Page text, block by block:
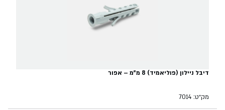
דיבל ניילון (פוליאמיד) 8 מ"מ – אפור
מק״ט: 7014